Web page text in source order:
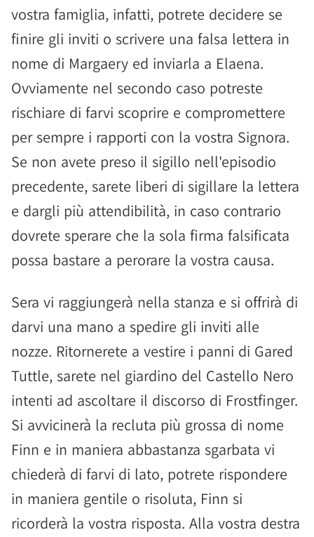
vostra famiglia, infatti, potrete decidere se
finire gli inviti o scrivere una falsa lettera in
nome di Margaery ed inviarla a Elaena.
Ovviamente nel secondo caso potreste
rischiare di farvi scoprire e compromettere
per sempre i rapporti con la vostra Signora.
Se non avete preso il sigillo nell'episodio
precedente, sarete liberi di sigillare la lettera
e dargli più attendibilità, in caso contrario
dovrete sperare che la sola firma falsificata
possa bastare a perorare la vostra causa.
Sera vi raggiungerà nella stanza e si offrirà di
darvi una mano a spedire gli inviti alle
nozze. Ritornerete a vestire i panni di Gared
Tuttle, sarete nel giardino del Castello Nero
intenti ad ascoltare il discorso di Frostfinger.
Si avvicinerà la recluta più grossa di nome
Finn e in maniera abbastanza sgarbata vi
chiederà di farvi di lato, potrete rispondere
in maniera gentile o risoluta, Finn si
ricorderà la vostra risposta. Alla vostra destra